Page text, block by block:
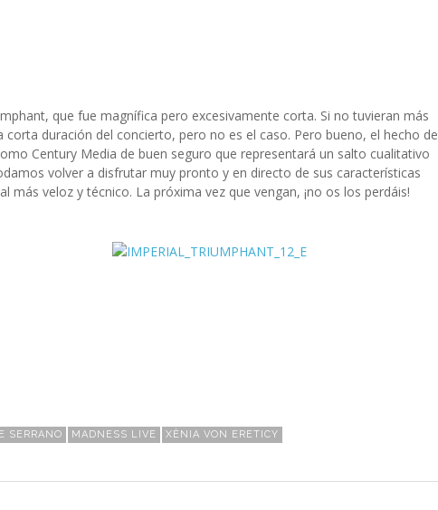
que fue magnífica pero excesivamente corta. Si no tuvieran más
corta duración del concierto, pero no es el caso. Pero bueno, el hecho de
Century Media de buen seguro que representará un salto cualitativo
volver a disfrutar muy pronto y en directo de sus características
más veloz y técnico. La próxima vez que vengan, ¡no os los perdáis!
SERRANO MADNESS LIVE XÈNIA VON ERETICY